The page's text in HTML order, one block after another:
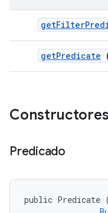
getFilter
getPredicate
Predicado
public Predicate